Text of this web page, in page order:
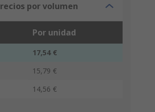
por volumen
Por unidad
17,54 €
15,79 €
14,56 €